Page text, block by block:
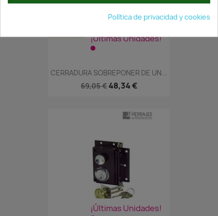
¡Últimas Unidades!
CERRADURA SOBREPONER DE UN...
69,05 € 48,34 €
¡Últimas Unidades!
Política de privacidad y cookies